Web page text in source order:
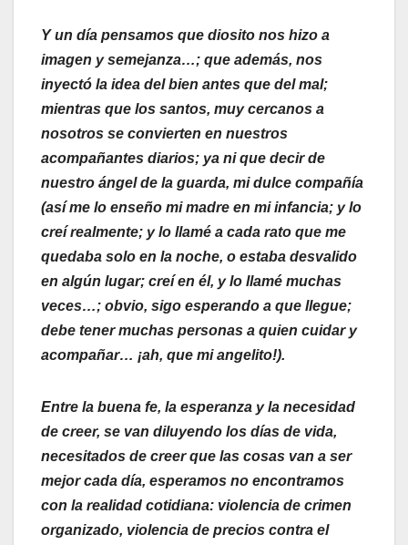
Y un día pensamos que diosito nos hizo a
imagen y semejanza…; que además, nos
inyectó la idea del bien antes que del mal;
mientras que los santos, muy cercanos a
nosotros se convierten en nuestros
acompañantes diarios; ya ni que decir de
nuestro ángel de la guarda, mi dulce compañía
(así me lo enseño mi madre en mi infancia; y lo
creí realmente; y lo llamé a cada rato que me
quedaba solo en la noche, o estaba desvalido
en algún lugar; creí en él, y lo llamé muchas
veces…; obvio, sigo esperando a que llegue;
debe tener muchas personas a quien cuidar y
acompañar… ¡ah, que mi angelito!).
Entre la buena fe, la esperanza y la necesidad
de creer, se van diluyendo los días de vida,
necesitados de creer que las cosas van a ser
mejor cada día, esperamos no encontramos
con la realidad cotidiana: violencia de crimen
organizado, violencia de precios contra el